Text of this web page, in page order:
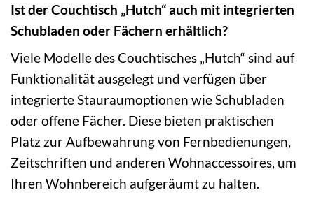
Ist der Couchtisch „Hutch“ auch mit integrierten
Schubladen oder Fächern erhältlich?
Viele Modelle des Couchtisches „Hutch“ sind auf
Funktionalität ausgelegt und verfügen über
integrierte Stauraumoptionen wie Schubladen
oder offene Fächer. Diese bieten praktischen
Platz zur Aufbewahrung von Fernbedienungen,
Zeitschriften und anderen Wohnaccessoires, um
Ihren Wohnbereich aufgeräumt zu halten.